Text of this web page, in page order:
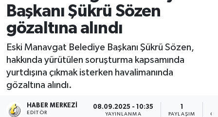
Başkanı Şükrü Sözen
gözaltına alındı
Eski Manavgat Belediye Başkanı Şükrü Sözen,
hakkında yürütülen soruşturma kapsamında
yurtdışına çıkmak isterken havalimanında
gözaltına alındı.
HABER MERKEZI
EDITÖR
08.09.2025 - 10:35
YAYINLANMA
1
PAYLAŞIM
Vefat Edenler